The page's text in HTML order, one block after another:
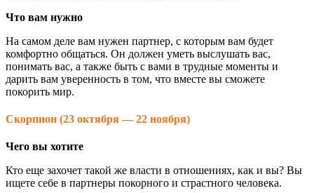
Что вам нужно
На самом деле вам нужен партнер, с которым вам будет
комфортно общаться. Он должен уметь выслушать вас,
понимать вас, а также быть с вами в трудные моменты и
дарить вам уверенность в том, что вместе вы сможете
покорить мир.
Скорпион (23 октября — 22 ноября)
Чего вы хотите
Кто еще захочет такой же власти в отношениях, как и вы? Вы
ищете себе в партнеры покорного и страстного человека.